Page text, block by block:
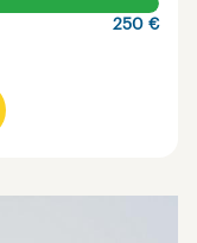
250 €